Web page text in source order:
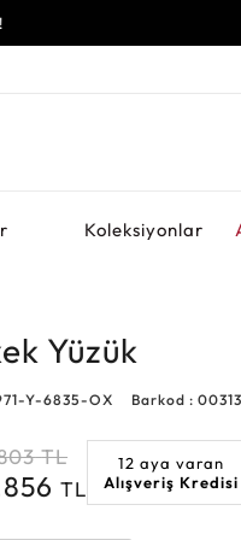
Koleksiyonlar
Yüzük
Y-6835-OX Barkod :
TL
TL
12 aya varan
Alışveriş Kredisi